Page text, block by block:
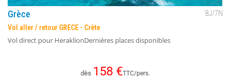
Grèce 8J/7N
Vol aller / retour GRECE - Crète
Vol direct pour HeraklionDernières places disponibles
dès 158€TTC/pers.